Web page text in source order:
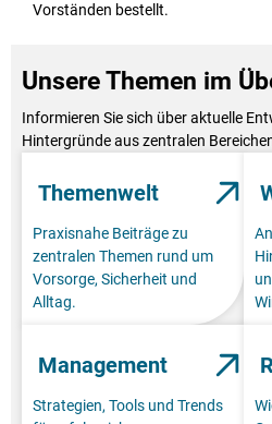
Vorständen bestellt.
Unsere Themen im
Informieren Sie sich über aktuelle
Hintergründe aus zentralen
Themenwelt
Praxisnahe Beiträge zu
zentralen Themen rund um
Vorsorge, Sicherheit und
Alltag.
Management
Strategien, Tools und Trends